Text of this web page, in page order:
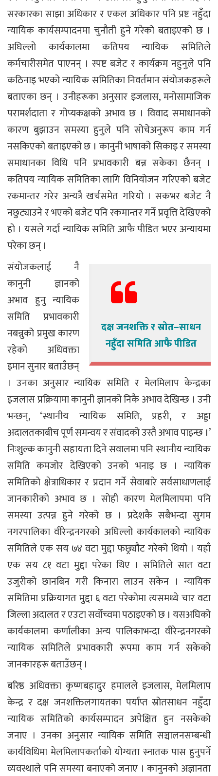
सरकारका साझा अधिकार र एकल अधिकार पनि प्रष्ट नहुँदा
न्यायिक कार्यसम्पादनमा चुनौती हुने गरेको बताइएको छ ।
अघिल्लो कार्यकालमा कतिपय न्यायिक समितिले
कर्मचारीसमेत पाएनन् । स्पष्ट बजेट र कार्यक्रम नहुनुले पनि
कठिनाइ भएको न्यायिक समितिका निवर्तमान संयोजकहरूले
बताएका छन् । उनीहरूका अनुसार इजलास, मनोसामाजिक
परामर्शदाता र गोप्यकक्षको अभाव छ । विवाद समाधानको
कारण बुझाउन समस्या हुनुले पनि सोचेअनुरूप काम गर्न
नसकिएको बताइएको छ । कानुनी भाषाको सिकाइ र समस्या
समाधानका विधि पनि प्रभावकारी बन्न सकेका छैनन् ।
कतिपय न्यायिक समितिका लागि विनियोजन गरिएको बजेट
रकमान्तर गरेर अन्यत्रै खर्चसमेत गरियो । सकभर बजेट नै
नछुट्याउने र भएको बजेट पनि रकमान्तर गर्ने प्रवृत्ति देखिएको
हो । यसले गर्दा न्यायिक समिति आफै पीडित भएर अन्यायमा
परेका छन् ।
दक्ष जनशक्ति र स्रोत–साधन
नहुँदा समिति आफै पीडित
संयोजकलाई नै
कानुनी ज्ञानको
अभाव हुनु न्यायिक
समिति प्रभावकारी
नबन्नुको प्रमुख कारण
रहेको अधिवक्ता
इमान सुनार बताउँछन्
। उनका अनुसार न्यायिक समिति र मेलमिलाप केन्द्रका
इजलास प्रक्रियामा कानुनी ज्ञानको निकै अभाव देखिन्छ । उनी
भन्छन्, ‘स्थानीय न्यायिक समिति, प्रहरी, र अड्डा
अदालतकाबीच पूर्ण समन्वय र संवादको उस्तै अभाव पाइन्छ ।’
निःशुल्क कानुनी सहायता दिने सवालमा पनि स्थानीय न्यायिक
समिति कमजोर देखिएको उनको भनाइ छ । न्यायिक
समितिको क्षेत्राधिकार र प्रदान गर्ने सेवाबारे सर्वसाधाणलाई
जानकारीको अभाव छ । सोही कारण मेलमिलापमा पनि
समस्या उत्पन्न हुने गरेको छ । प्रदेशकै सबैभन्दा सुगम
नगरपालिका वीरेन्द्रनगरको अघिल्लो कार्यकालको न्यायिक
समितिले एक सय ७४ वटा मुद्दा फछ्र्याैट गरेको थियो । यहाँ
एक सय ८१ वटा मुुद्दा परेका थिए । समितिले सात वटा
उजुरीको छानबिन गरी किनारा लाउन सकेन । न्यायिक
समितिमा प्रक्रियागत मुुद्दा ६ वटा परेकोमा त्यसमध्ये चार वटा
जिल्ला अदालत र एउटा सर्वोच्वमा पठाइएको छ । यसअघिको
कार्यकालमा कर्णालीका अन्य पालिकाभन्दा वीरेन्द्रनगरको
न्यायिक समितिले प्रभावकारी रूपमा काम गर्न सकेको
जानकारहरू बताउँछन् ।
बरिष्ठ अधिवक्ता कृष्णबहादुर हमालले इजलास, मेलमिलाप
केन्द्र र दक्ष जनशक्तिलगायतका पर्याप्त स्रोतसाधन नहुँदा
न्यायिक समितिको कार्यसम्पादन अपेक्षित हुन नसकेको
जनाए । उनका अनुसार न्यायिक समिति सञ्चालनसम्बन्धी
कार्यविधिमा मेलमिलापकर्ताको योग्यता स्नातक पास हुनुपर्ने
व्यवस्थाले पनि समस्या बनाएको जनाए । कानुनको अज्ञानता